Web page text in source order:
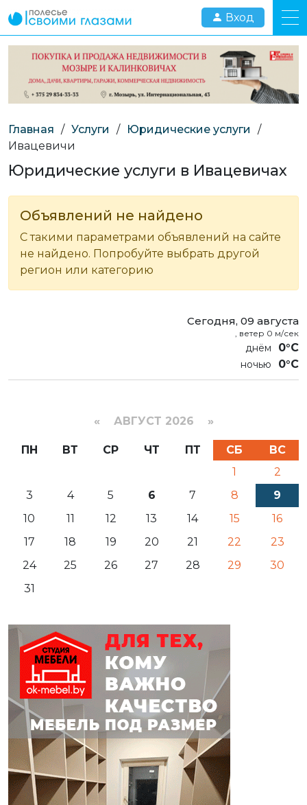
Вход
Главная / Услуги / Юридические услуги
/
Ивацевичи
Юридические услуги в Ивацевичах
Объявлений не найдено
С такими параметрами объявлений на сайте
не найдено. Попробуйте выбрать другой
регион или категорию
Сегодня, 09 августа
, ветер 0 м/сек
0°C
0°C
« АВГУСТ 2026 »
ПН ВТ СР ЧТ ПТ СБ
ВС
1
2
3
4 5 6 7 8
9
10
11 12 13 14 15
16
17
18 19 20 21 22
23
24
25 26 27 28 29
30
31